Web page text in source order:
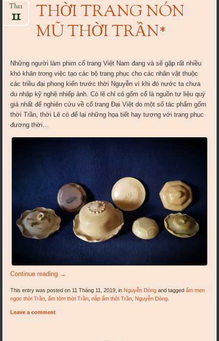
THỜI TRANG NÓN
MŨ THỜI TRẦN*
Th11
11
Những người làm phim cổ trang Việt Nam đang và sẽ gặp rất nhiều
khó khăn trong việc tạo các bộ trang phục cho các nhân vật thuộc
các triều đại phong kiến trước thời Nguyễn vì khi đó nước ta chưa
du nhập kỹ nghệ nhiếp ảnh. Có lẽ chỉ có gốm cổ là nguồn tư liệu quý
giá nhất để nghiên cứu về cổ trang Đại Việt do một số tác phẩm gốm
thời Trần, thời Lê có để lại những họa tiết hay tượng với trang phục
đương thời…
Continue reading →
This entry was posted on 11 Tháng 11, 2019, in Nguyễn Dòng and taggedấm men
ngọc thời Trần ,ấm tôm thời Trần ,nắp ấm thời Trần Nguyễn Dòng
Leave a comment